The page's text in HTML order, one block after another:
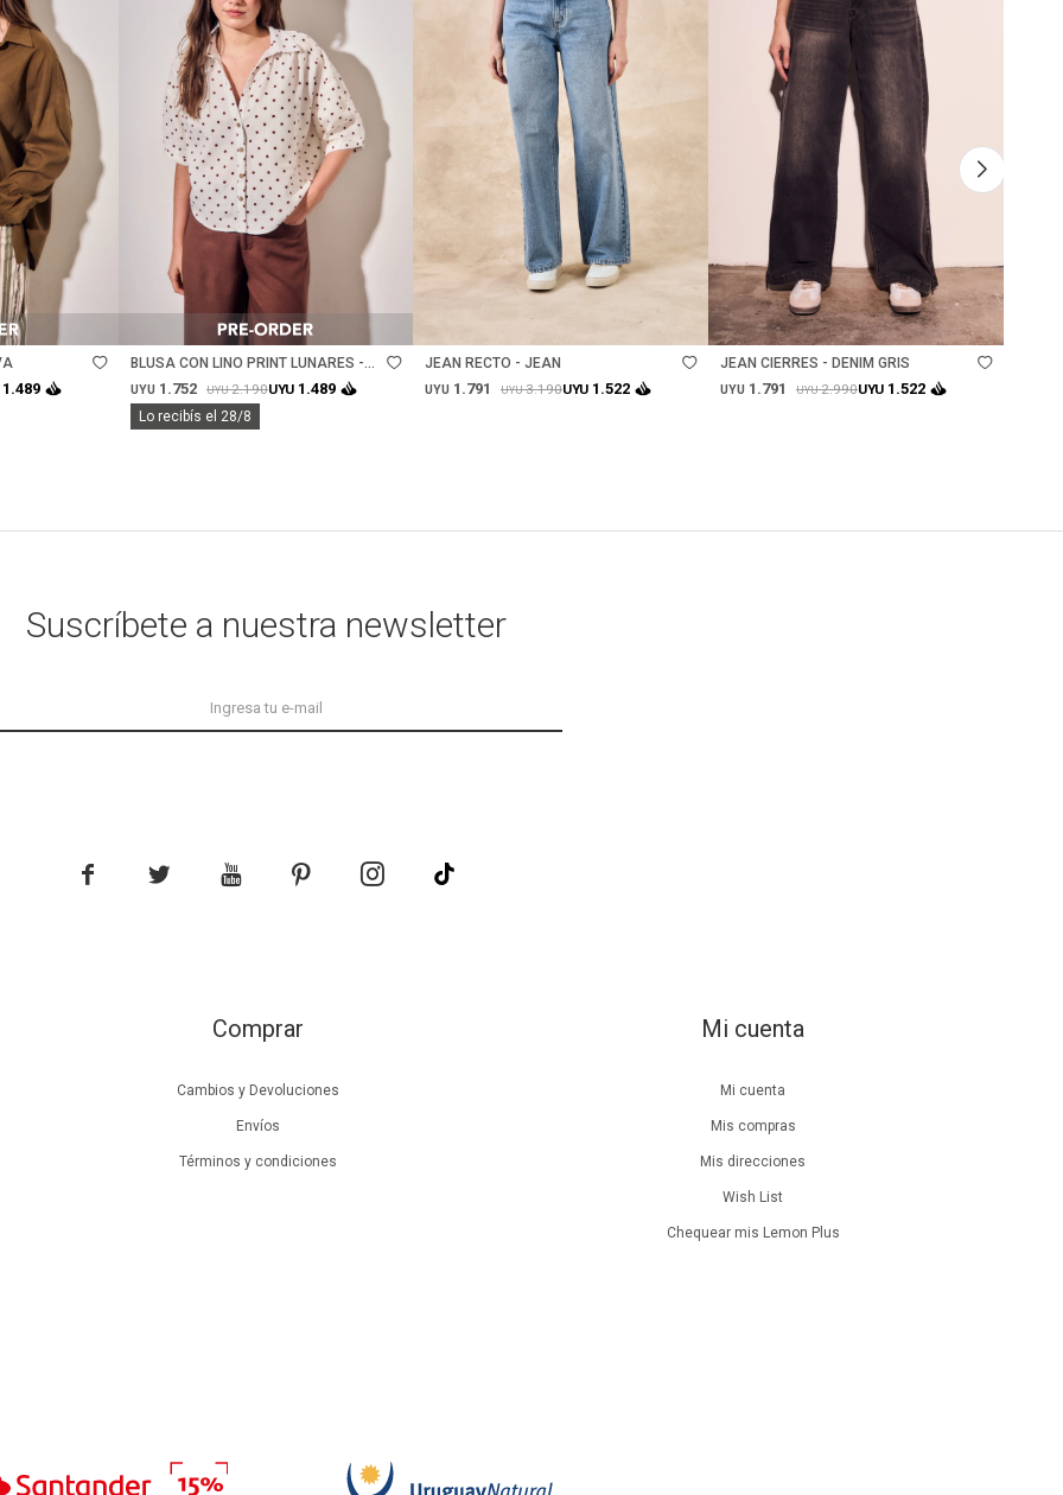
1.489
Talle
BLUSA CON LINO PRINT LUNARES -
UYU 1.752 UYU2.190UYU 1.489
Lo recibís el 28/8
JEAN RECTO - JEAN
UYU 1.791 UYU3.190UYU 1.522
Talle
JEAN CIERRES - DENIM GRIS
UYU 1.791 UYU2.990UYU 1.522
Comprar
Cambios y Devoluciones
Envíos
Términos y condiciones
Mi cuenta
Mi cuenta
Mis compras
Mis direcciones
Wish List
Chequear mis Lemon Plus
Suscríbete a nuestra newsletter
    